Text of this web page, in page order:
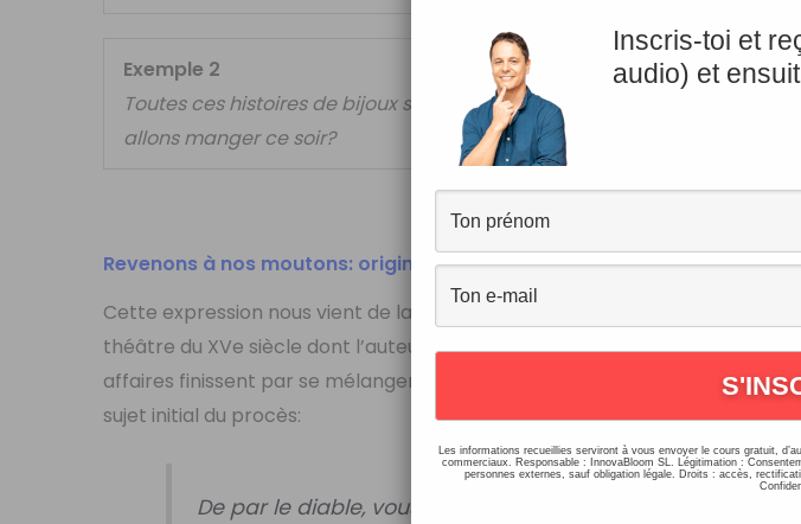
Exemple 2
Toutes ces histoires de bijoux sont très intéressantes, mais
allons manger ce soir?
Revenons à nos moutons: origine et explications
Cette expression nous vient de la littérature: elle tire son origine de
théâtre du XVe siècle dont l’auteur nous est inconnu. Dans cette comédie,
affaires finissent par se mélanger, un vol de moutons et une histoire de
sujet initial du procès:
De par le diable, vous bavez!
Inscris-toi et
audio) et
Les informations recueillies serviront à vous envoyer le cours gratuit,
commerciaux. Responsable : InnovaBloom SL. Légitimation :
personnes externes, sauf obligation légale. Droits : accès,